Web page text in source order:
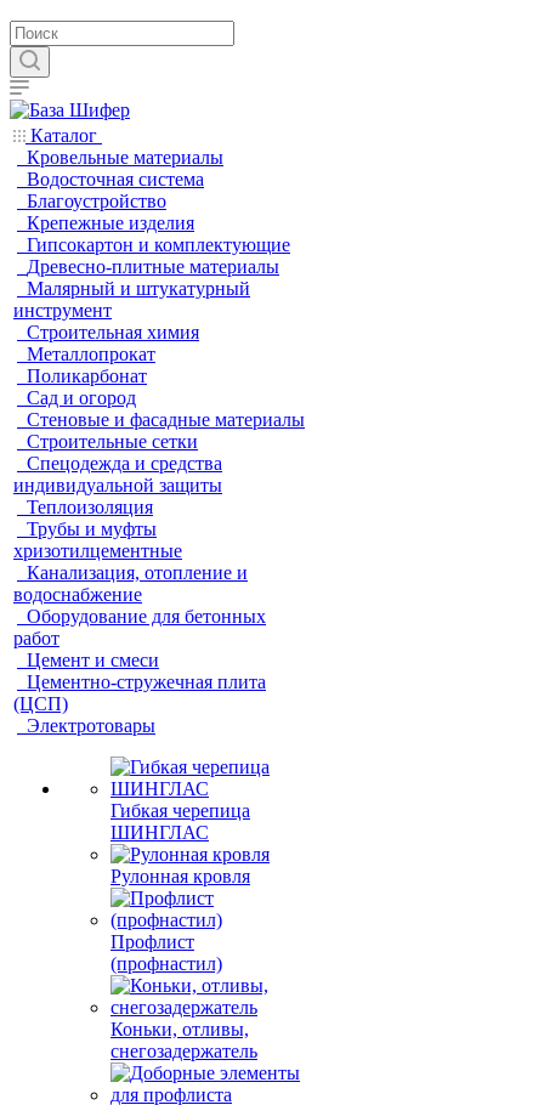
Каталог
Кровельные материалы
Водосточная система
Благоустройство
Крепежные изделия
Гипсокартон и комплектующие
Древесно-плитные материалы
Малярный и штукатурный
инструмент
Строительная химия
Металлопрокат
Поликарбонат
Сад и огород
Стеновые и фасадные материалы
Строительные сетки
Спецодежда и средства
индивидуальной защиты
Теплоизоляция
Трубы и муфты
хризотилцементные
Канализация, отопление и
водоснабжение
Оборудование для бетонных
работ
Цемент и смеси
Цементно-стружечная плита
(ЦСП)
Электротовары
Гибкая черепица
ШИНГЛАС
Рулонная кровля
Профлист
(профнастил)
Коньки, отливы,
снегозадержатель